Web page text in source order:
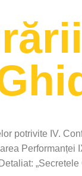
potrivite IV.